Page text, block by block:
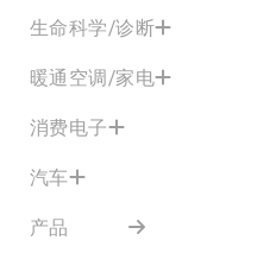
生命科学/诊断
暖通空调/家电
消费电子
汽车
产品